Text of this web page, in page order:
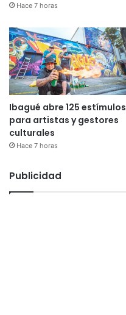
Hace 7 horas
Ibagué abre 125 estímulos
para artistas y gestores
culturales
Hace 7 horas
Publicidad